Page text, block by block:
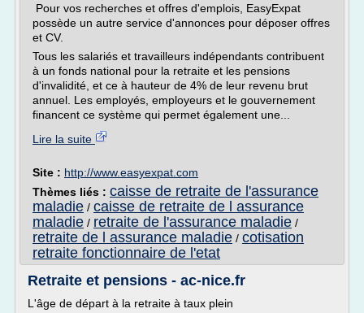
Pour vos recherches et offres d'emplois, EasyExpat
possède un autre service d'annonces pour déposer offres
et CV.
Tous les salariés et travailleurs indépendants contribuent
à un fonds national pour la retraite et les pensions
d'invalidité, et ce à hauteur de 4% de leur revenu brut
annuel. Les employés, employeurs et le gouvernement
financent ce système qui permet également une...
Lire la suite
Site : http://www.easyexpat.com
Thèmes liés : caisse de retraite de l'assurance
maladie / caisse de retraite de l assurance
maladie / retraite de l'assurance maladie /
retraite de l assurance maladie / cotisation
retraite fonctionnaire de l'etat
Retraite et pensions - ac-nice.fr
L'âge de départ à la retraite à taux plein